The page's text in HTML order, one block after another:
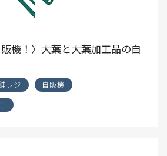
販機！〉大葉と大葉加工品の自
レジ
自販機